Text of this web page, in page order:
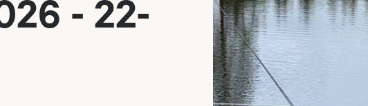
- 22-